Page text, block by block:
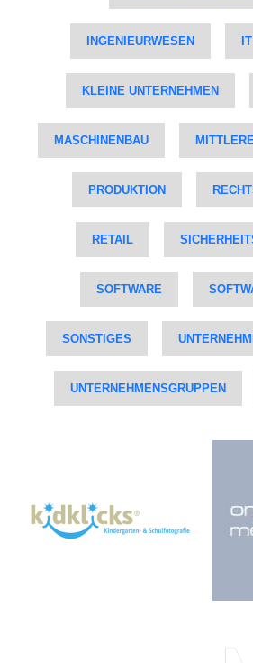
INGENIEURWESEN
KLEINE UNTERNEHMEN
MASCHINENBAU
PRODUKTION
RETAIL
SOFTWARE
SONSTIGES
UNTERNEHMENSGRUPPEN